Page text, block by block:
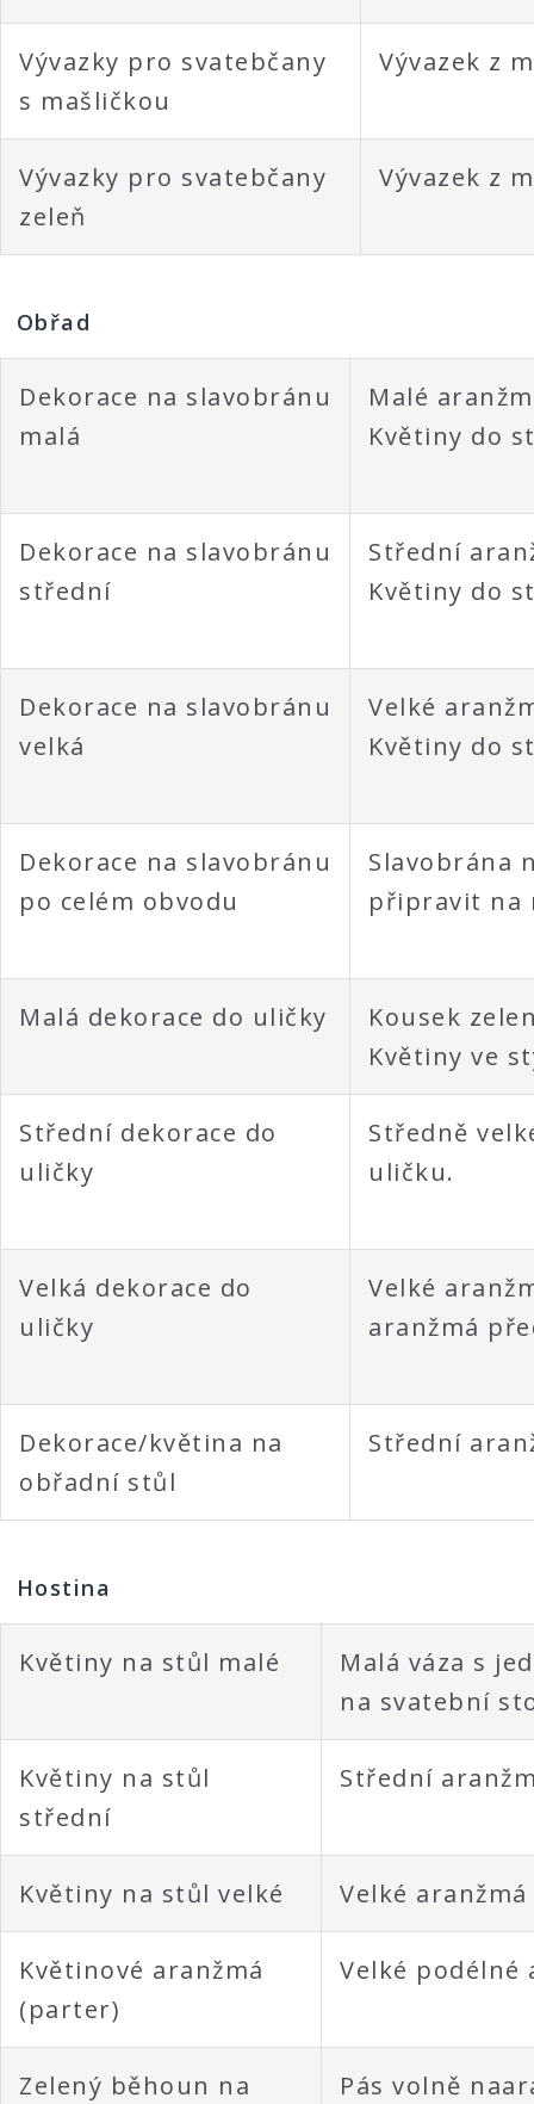
Vývazky pro svatebčany
s mašličkou
Vývazek z
Vývazky pro svatebčany
zeleň
Vývazek z
Obřad
Dekorace na slavobránu
malá
Malé
Květiny do
Dekorace na slavobránu
střední
Střední
Květiny do
Dekorace na slavobránu
velká
Velké
Květiny do
Dekorace na slavobránu
po celém obvodu
Slavobrána
připravit na
Malá dekorace do uličky
Kousek
Květiny ve
Střední dekorace do
uličky
Středně
uličku.
Velká dekorace do
uličky
Velké
aranžmá
Dekorace/květina na
obřadní stůl
Střední
Hostina
Květiny na stůl malé
Malá váza s
na svatební
Květiny na stůl
střední
Střední
Květiny na stůl velké Velké
Květinové aranžmá
(parter)
Velké podélné
Zelený běhoun na
Pás volně